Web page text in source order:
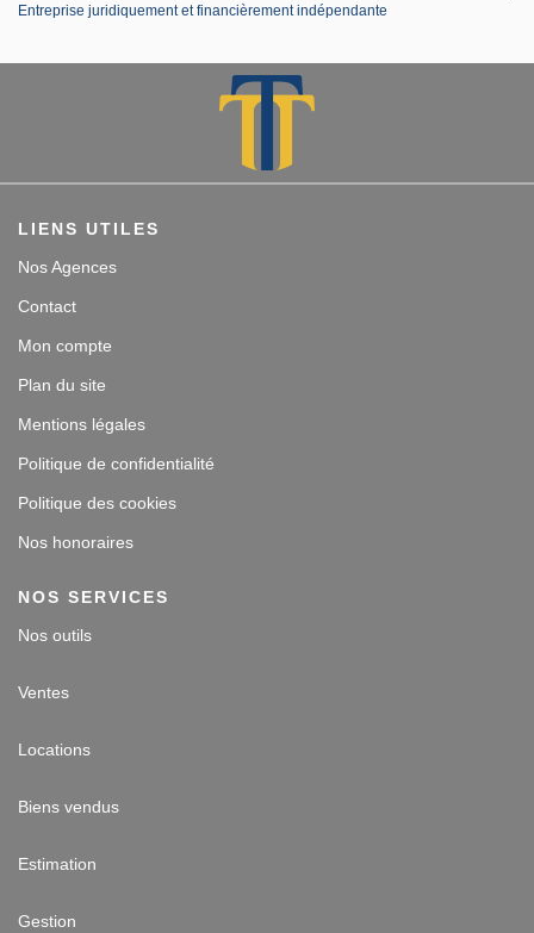
Entreprise juridiquement et financièrement indépendante
LIENS UTILES
Nos Agences
Contact
Mon compte
Plan du site
Mentions légales
Politique de confidentialité
Politique des cookies
Nos honoraires
NOS SERVICES
Nos outils
Ventes
Locations
Biens vendus
Estimation
Gestion